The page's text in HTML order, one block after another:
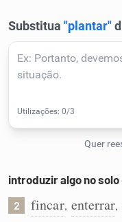
Humanizador de IA
Cata-letras
introduzir algo no
2 fincar, enterrar,